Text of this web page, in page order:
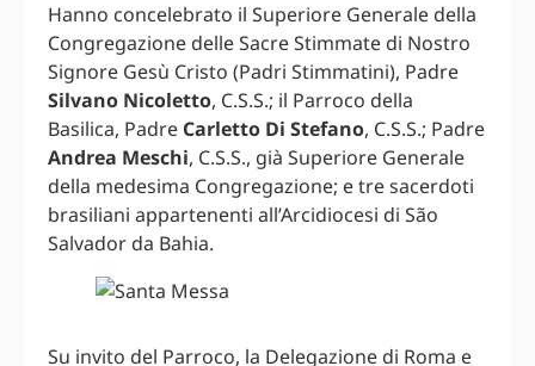
Hanno concelebrato il Superiore Generale della
Congregazione delle Sacre Stimmate di Nostro
Signore Gesù Cristo (Padri Stimmatini), Padre
Silvano Nicoletto, C.S.S.; il Parroco della
Basilica, Padre Carletto Di Stefano, C.S.S.; Padre
Andrea Meschi, C.S.S., già Superiore Generale
della medesima Congregazione; e tre sacerdoti
brasiliani appartenenti all’Arcidiocesi di São
Salvador da Bahia.
Su invito del Parroco, la Delegazione di Roma e